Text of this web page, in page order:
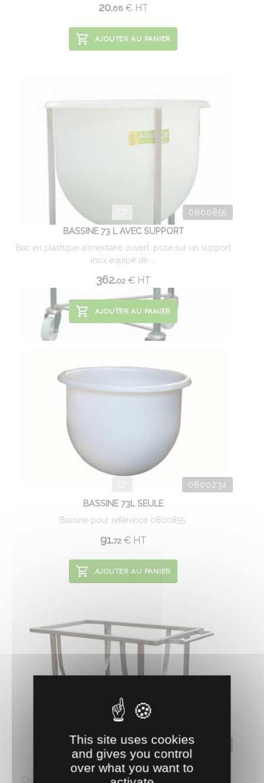
20.68 €HT
AJOUTER AU PANIER
0800855
BASSINE 73 L AVEC SUPPORT
Bac en plastique alimentaire ouvert, posé sur un support
inox équipé de ...
362.02 €HT
AJOUTER AU PANIER
0800234
BASSINE 73L SEULE
Bassine pour référence 0800855.
91.72 €HT
AJOUTER AU PANIER
0800158
CHASSIS BAC 210 L
Châssis en tube carré de 30 x 30 mm, avec 4 roues ...
This site uses cookies
and gives you control
over what you want to